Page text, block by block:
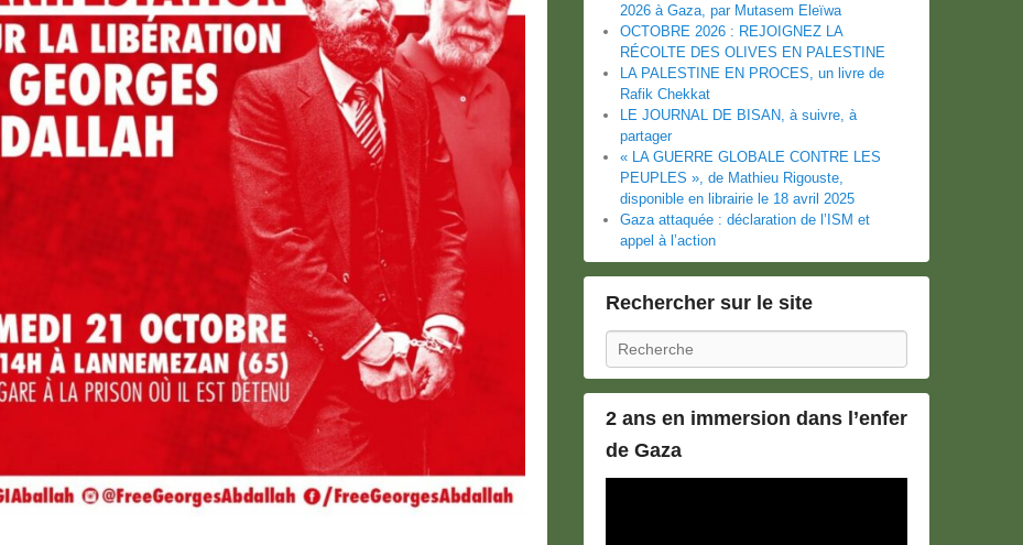
2026 à Gaza, par Mutasem Eleïwa
OCTOBRE 2026 : REJOIGNEZ LA
RÉCOLTE DES OLIVES EN PALESTINE
LA PALESTINE EN PROCES, un livre de
Rafik Chekkat
LE JOURNAL DE BISAN, à suivre, à
partager
« LA GUERRE GLOBALE CONTRE LES
PEUPLES », de Mathieu Rigouste,
disponible en librairie le 18 avril 2025
Gaza attaquée : déclaration de l’ISM et
appel à l’action
Rechercher sur le site
Recherche
2 ans en immersion dans l’enfer
de Gaza